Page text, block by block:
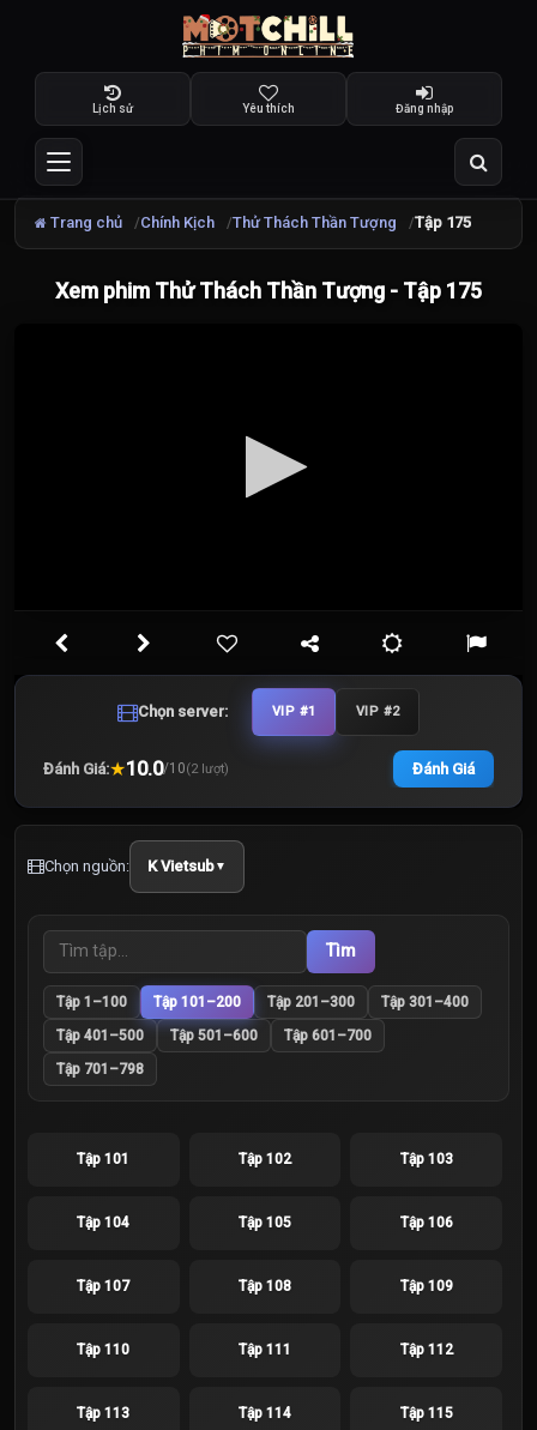
Lịch sử Yêu thích Đăng nhập
Trang chủ Chính Kịch Thử Thách Thần Tượng Tập 175
Xem phim Thử Thách Thần Tượng - Tập 175
Chọn server: VIP #1 VIP #2
Đánh Giá:★10.0/10(2 lượt) Đánh Giá
Chọn nguồn: K Vietsub▼
Tìm
Tập 1–100 Tập 101–200 Tập 201–300
Tập 301–400
Tập 401–500
Tập 501–600
Tập 601–700
Tập 701–798
Tập 101 Tập 102 Tập 103
Tập 104 Tập 105 Tập 106
Tập 107 Tập 108 Tập 109
Tập 110 Tập 111 Tập 112
Tập 113 Tập 114 Tập 115